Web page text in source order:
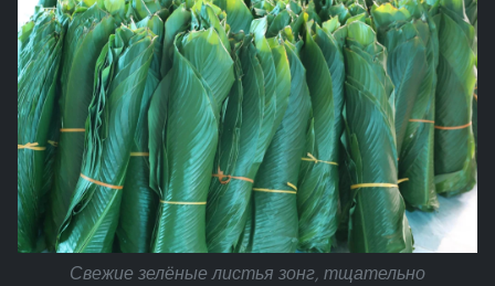
Свежие зелёные листья зонг, тщательно